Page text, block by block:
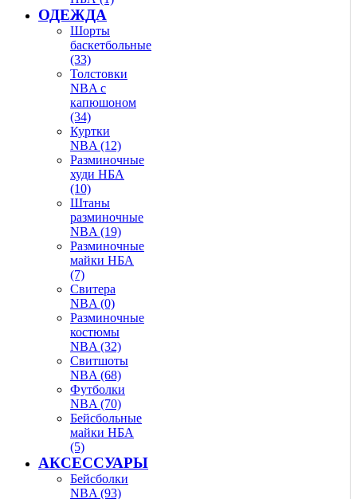
ОДЕЖДА
Шорты
баскетбольные
(33)
Толстовки
NBA с
капюшоном
(34)
Куртки
NBA (12)
Разминочные
худи НБА
(10)
Штаны
разминочные
NBA (19)
Разминочные
майки НБА
(7)
Свитера
NBA (0)
Разминочные
костюмы
NBA (32)
Свитшоты
NBA (68)
Футболки
NBA (70)
Бейсбольные
майки НБА
(5)
АКСЕССУАРЫ
Бейсболки
NBA (93)